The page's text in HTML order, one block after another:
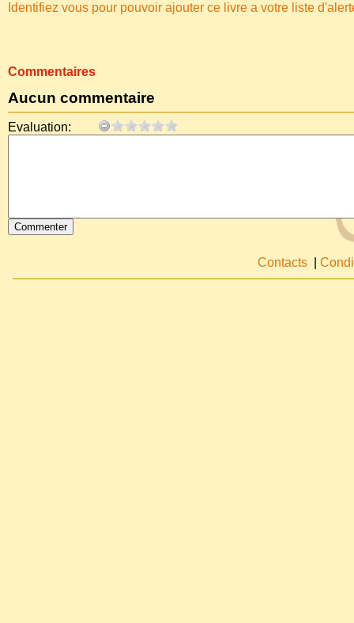
Identifiez vous pour pouvoir ajouter ce livre a votre liste
Commentaires
Aucun commentaire
Evaluation:
Contacts |